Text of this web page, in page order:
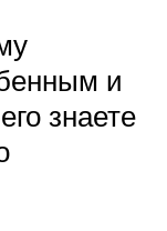
и
знаете